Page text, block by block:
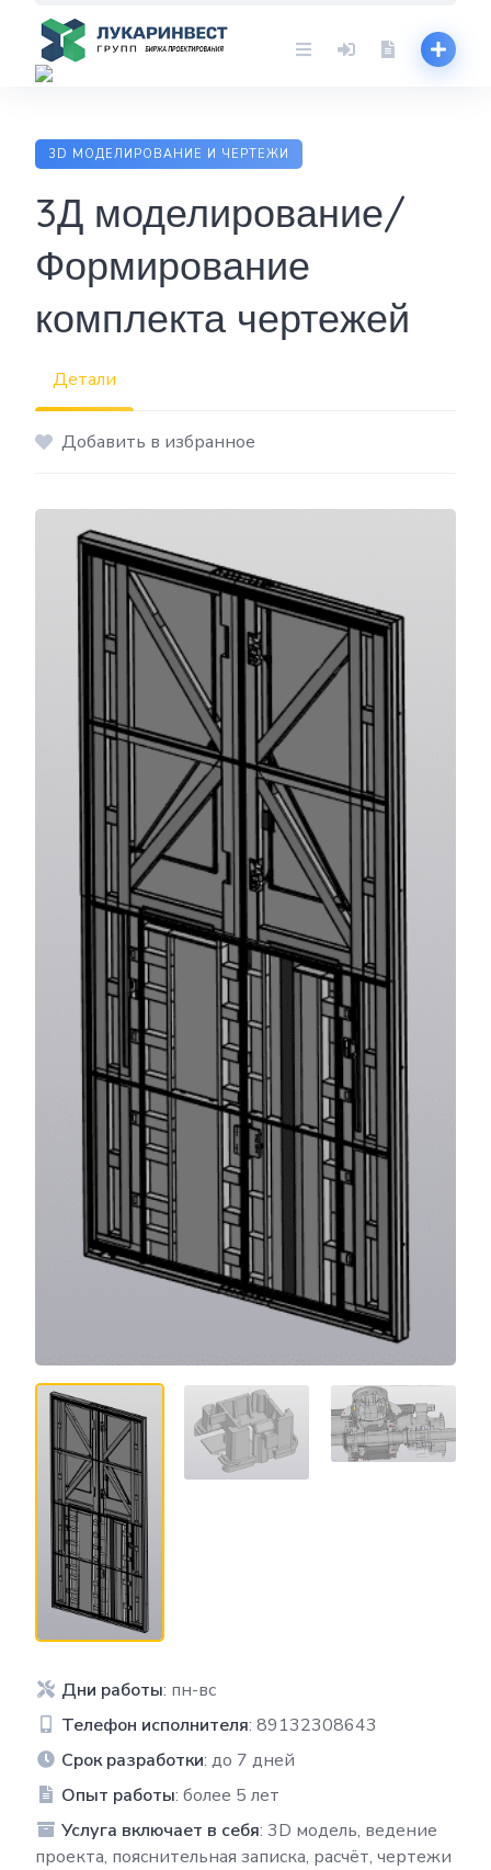
content
3D МОДЕЛИРОВАНИЕ И ЧЕРТЕЖИ
3Д моделирование/
Формирование
комплекта чертежей
Детали
Добавить в избранное
Дни работы: пн-вс
Телефон исполнителя: 89132308643
Срок разработки: до 7 дней
Опыт работы: более 5 лет
Услуга включает в себя: 3D модель, ведение
проекта, пояснительная записка, расчёт, чертежи